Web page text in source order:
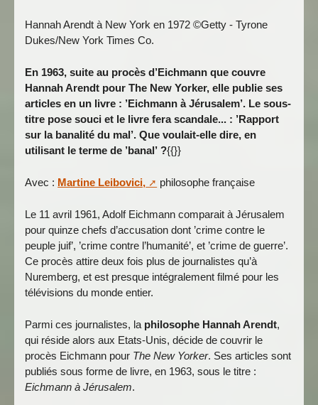
Hannah Arendt à New York en 1972 ©Getty - Tyrone
Dukes/New York Times Co.
En 1963, suite au procès d’Eichmann que couvre
Hannah Arendt pour The New Yorker, elle publie ses
articles en un livre : ’Eichmann à Jérusalem’. Le sous-
titre pose souci et le livre fera scandale... : ’Rapport
sur la banalité du mal’. Que voulait-elle dire, en
utilisant le terme de ’banal’ ?{{}}
Avec : Martine Leibovici, philosophe française
Le 11 avril 1961, Adolf Eichmann comparait à Jérusalem
pour quinze chefs d’accusation dont ’crime contre le
peuple juif’, ’crime contre l’humanité’, et ’crime de guerre’.
Ce procès attire deux fois plus de journalistes qu’à
Nuremberg, et est presque intégralement filmé pour les
télévisions du monde entier.
Parmi ces journalistes, la philosophe Hannah Arendt,
qui réside alors aux Etats-Unis, décide de couvrir le
procès Eichmann pour The New Yorker. Ses articles sont
publiés sous forme de livre, en 1963, sous le titre :
Eichmann à Jérusalem.